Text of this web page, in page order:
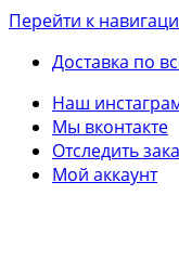
Перейти к
Доставка по
Наш
Мы вконтакте
Отследить
Мой аккаунт